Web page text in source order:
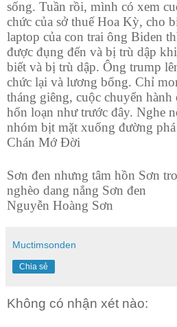
sống. Tuần rồi, mình có xem
chức của sở thuế Hoa Kỳ, cho
laptop của con trai ông Biden
được đụng đến và bị trù dập
biết và bị trù dập. Ông trump
chức lại và lương bổng. Chỉ
tháng giêng, cuộc chuyển
hổn loạn như trước đây. Nghe
nhóm bịt mặt xuống đường
Chán Mớ Đời
Sơn đen nhưng tâm hồn Sơn
nghèo dang nắng Sơn đen
Nguyễn Hoàng Sơn
Muctimsonden
Chia sẻ
Không có nhận xét nào: